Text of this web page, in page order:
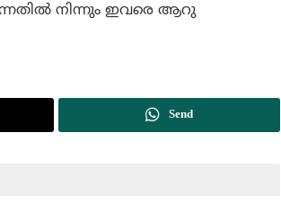
നിന്നും ഇവരെ ആറു
Send